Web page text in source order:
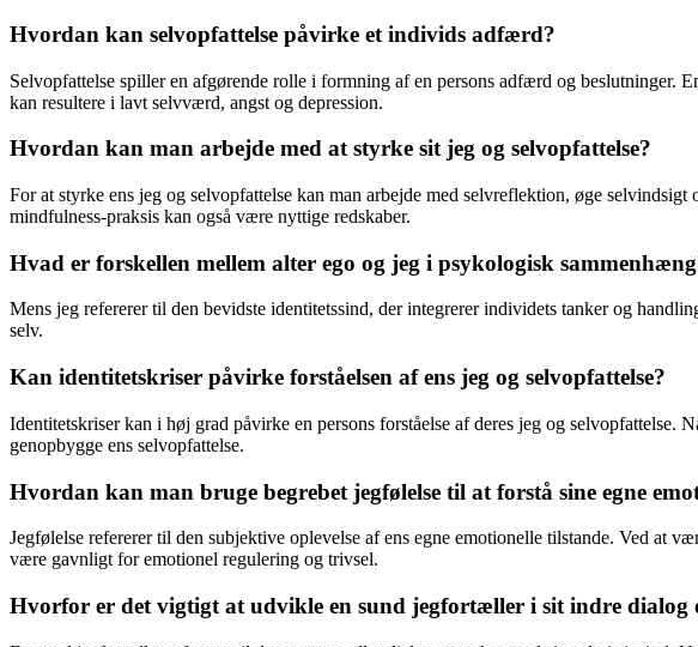
Hvordan kan selvopfattelse påvirke et individs adfærd?
Selvopfattelse spiller en afgørende rolle i formning af en persons adfærd og beslutninger.
kan resultere i lavt selvværd, angst og depression.
Hvordan kan man arbejde med at styrke sit jeg og selvopfattelse?
For at styrke ens jeg og selvopfattelse kan man arbejde med selvreflektion, øge
mindfulness-praksis kan også være nyttige redskaber.
Hvad er forskellen mellem alter ego og jeg i psykologisk
Mens jeg refererer til den bevidste identitetssind, der integrerer individets tanker og
selv.
Kan identitetskriser påvirke forståelsen af ens jeg og selvopfattelse?
Identitetskriser kan i høj grad påvirke en persons forståelse af deres jeg og
genopbygge ens selvopfattelse.
Hvordan kan man bruge begrebet jegfølelse til at forstå sine egne
Jegfølelse refererer til den subjektive oplevelse af ens egne emotionelle tilstande. Ved at
være gavnligt for emotionel regulering og trivsel.
Hvorfor er det vigtigt at udvikle en sund jegfortæller i sit indre dialog